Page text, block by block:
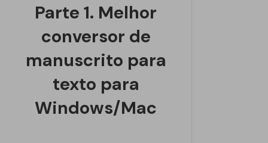
Parte 1. Melhor
conversor de
manuscrito para
texto para
Windows/Mac